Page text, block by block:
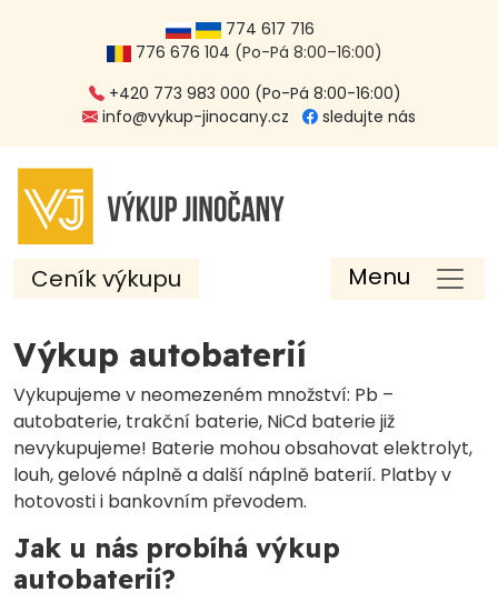
774 617 716
776 676 104 (Po-Pá 8:00–16:00)
+420 773 983 000 (Po-Pá 8:00-16:00)
info@vykup-jinocany.cz
sledujte nás
Ceník výkupu Menu
Výkup autobaterií
Vykupujeme v neomezeném množství: Pb –
autobaterie, trakční baterie, NiCd baterie již
nevykupujeme! Baterie mohou obsahovat elektrolyt,
louh, gelové náplně a další náplně baterií. Platby v
hotovosti i bankovním převodem.
Jak u nás probíhá výkup
autobaterií?